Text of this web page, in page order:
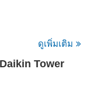
ดูเพิ่มเติม
Tower